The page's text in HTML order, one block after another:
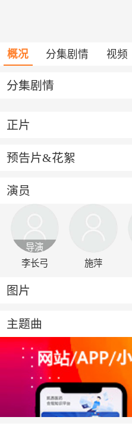
概况 分集剧情 视频
分集剧情
正片
预告片&花絮
演员
导演
李长弓
施萍
图片
主题曲